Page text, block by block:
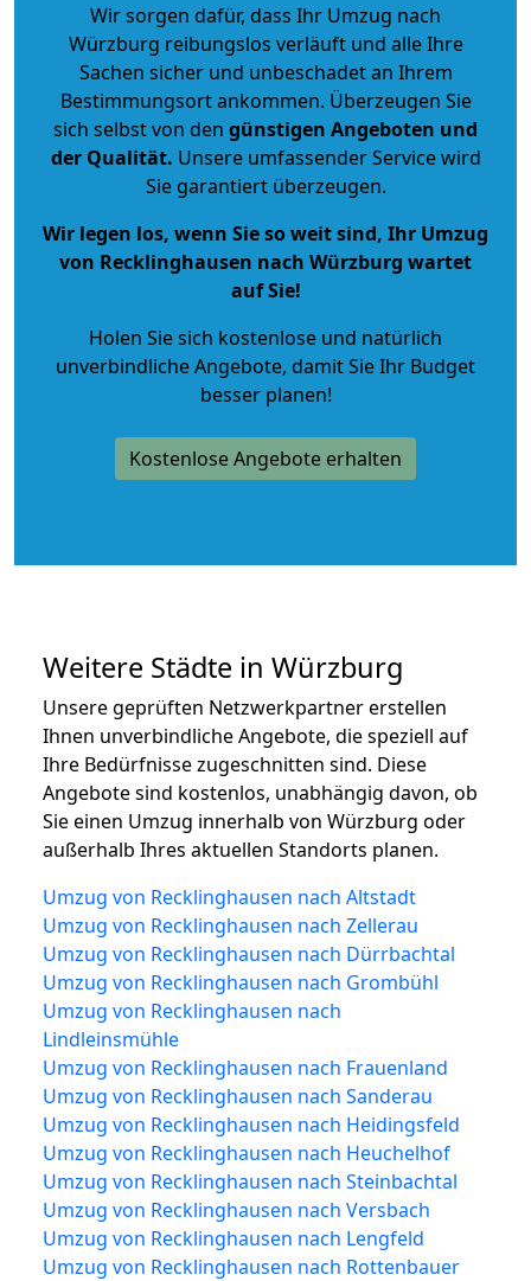
Wir sorgen dafür, dass Ihr Umzug nach
Würzburg reibungslos verläuft und alle Ihre
Sachen sicher und unbeschadet an Ihrem
Bestimmungsort ankommen. Überzeugen Sie
sich selbst von den günstigen Angeboten und
der Qualität. Unsere umfassender Service wird
Sie garantiert überzeugen.
Wir legen los, wenn Sie so weit sind, Ihr Umzug
von Recklinghausen nach Würzburg wartet
auf Sie!
Holen Sie sich kostenlose und natürlich
unverbindliche Angebote, damit Sie Ihr Budget
besser planen!
Kostenlose Angebote erhalten
Weitere Städte in Würzburg
Unsere geprüften Netzwerkpartner erstellen
Ihnen unverbindliche Angebote, die speziell auf
Ihre Bedürfnisse zugeschnitten sind. Diese
Angebote sind kostenlos, unabhängig davon, ob
Sie einen Umzug innerhalb von Würzburg oder
außerhalb Ihres aktuellen Standorts planen.
Umzug von Recklinghausen nach Altstadt
Umzug von Recklinghausen nach Zellerau
Umzug von Recklinghausen nach Dürrbachtal
Umzug von Recklinghausen nach Grombühl
Umzug von Recklinghausen nach
Lindleinsmühle
Umzug von Recklinghausen nach Frauenland
Umzug von Recklinghausen nach Sanderau
Umzug von Recklinghausen nach Heidingsfeld
Umzug von Recklinghausen nach Heuchelhof
Umzug von Recklinghausen nach Steinbachtal
Umzug von Recklinghausen nach Versbach
Umzug von Recklinghausen nach Lengfeld
Umzug von Recklinghausen nach Rottenbauer